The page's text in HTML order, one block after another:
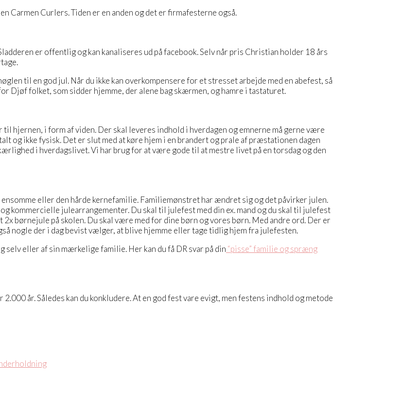
Carmen Curlers. Tiden er en anden og det er firmafesterne også.
er offentlig og kan kanaliseres ud på facebook. Selv når pris Christian holder 18 års
til en god jul. Når du ikke kan overkompensere for et stresset arbejde med en abefest, så
Djøf folket, som sidder hjemme, der alene bag skærmen, og hamre i tastaturet.
i form af viden. Der skal leveres indhold i hverdagen og emnerne må gerne være
og ikke fysisk. Det er slut med at køre hjem i en brandert og prale af præstationen dagen
i hverdagslivet. Vi har brug for at være gode til at mestre livet på en torsdag og den
eller den hårde kernefamilie. Familiemønstret har ændret sig og det påvirker julen.
kommercielle julearrangementer. Du skal til julefest med din ex. mand og du skal til julefest
børnejule på skolen. Du skal være med for dine børn og vores børn. Med andre ord. Der er
nogle der i dag bevist vælger, at blive hjemme eller tage tidlig hjem fra julefesten.
selv eller af sin mærkelige familie. Her kan du få DR svar på din “pisse” familie og spræng
år. Således kan du konkludere. At en god fest vare evigt, men festens indhold og metode